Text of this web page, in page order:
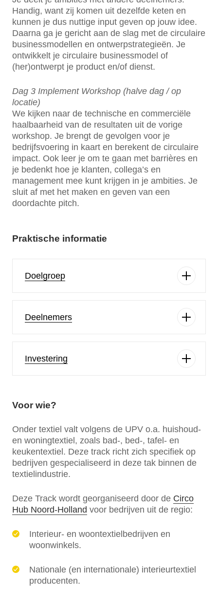
Handig, want zij komen uit dezelfde keten en
kunnen je dus nuttige input geven op jouw idee.
Daarna ga je gericht aan de slag met de circulaire
businessmodellen en ontwerpstrategieën. Je
ontwikkelt je circulaire businessmodel of
(her)ontwerpt je product en/of dienst.
Dag 3 Implement Workshop (halve dag / op
locatie)
We kijken naar de technische en commerciële
haalbaarheid van de resultaten uit de vorige
workshop. Je brengt de gevolgen voor je
bedrijfsvoering in kaart en berekent de circulaire
impact. Ook leer je om te gaan met barrières en
je bedenkt hoe je klanten, collega’s en
management mee kunt krijgen in je ambities. Je
sluit af met het maken en geven van een
doordachte pitch.
Praktische informatie
Doelgroep
Deelnemers
Investering
Voor wie?
Onder textiel valt volgens de UPV o.a. huishoud-
en woningtextiel, zoals bad-, bed-, tafel- en
keukentextiel. Deze track richt zich specifiek op
bedrijven gespecialiseerd in deze tak binnen de
textielindustrie.
Deze Track wordt georganiseerd door de Circo
Hub Noord-Holland voor bedrijven uit de regio:
Interieur- en woontextielbedrijven en
woonwinkels.
Nationale (en internationale) interieurtextiel
producenten.